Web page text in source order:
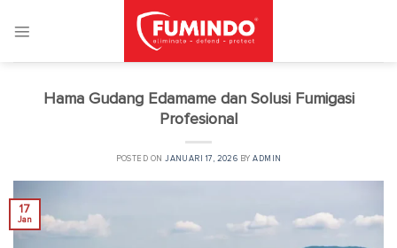
Hama Gudang Edamame dan Solusi Fumigasi
Profesional
POSTED ONJANUARI 17, 2026 BYADMIN
17
Jan